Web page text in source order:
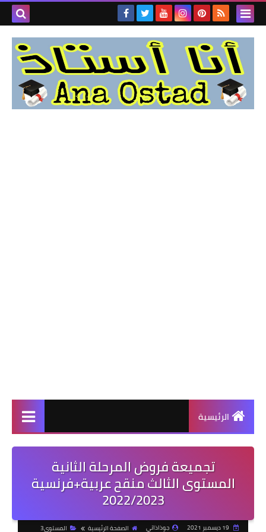
الرئيسية
تجميعة فروض المرحلة الثانية
المستوى الثالث منقح عربية+فرنسية
2022/2023
جوذاذاتي الصفحة الرئيسية المستوى3